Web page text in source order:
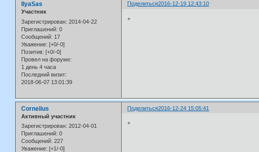
Поделиться2016-12-19 12:43:10
IlyaSas
Участник
Зарегистрирован: 2014-04-22
Приглашений: 0
Сообщений: 17
Уважение: [+0/-0]
Позитив: [+0/-0]
Провел на форуме:
1 день 4 часа
Последний визит:
2018-06-07 13:01:39
+
Поделиться2016-12-24 15:05:41
Cornelius
Активный участник
Зарегистрирован: 2012-04-01
Приглашений: 0
Сообщений: 227
Уважение: [+1/-0]
+